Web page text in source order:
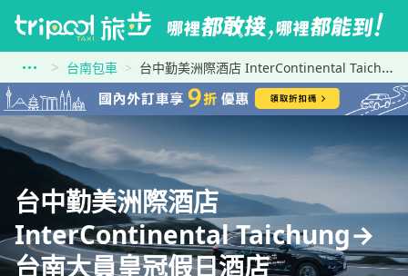
台南包車 台中勤美洲際酒店 InterContinental Taichung到台南大員皇冠假日酒店
台中勤美洲際酒店
InterContinental Taichung→
台南大員皇冠假日酒店